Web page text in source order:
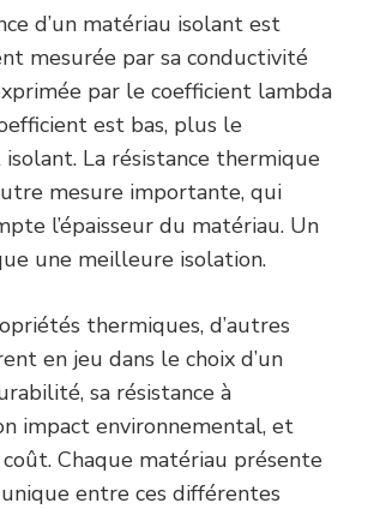
d’un matériau isolant est
mesurée par sa conductivité
par le coefficient lambda
est bas, plus le
La résistance thermique
mesure importante, qui
l’épaisseur du matériau. Un
une meilleure isolation.
thermiques, d’autres
en jeu dans le choix d’un
sa résistance à
impact environnemental, et
coût. Chaque matériau présente
entre ces différentes